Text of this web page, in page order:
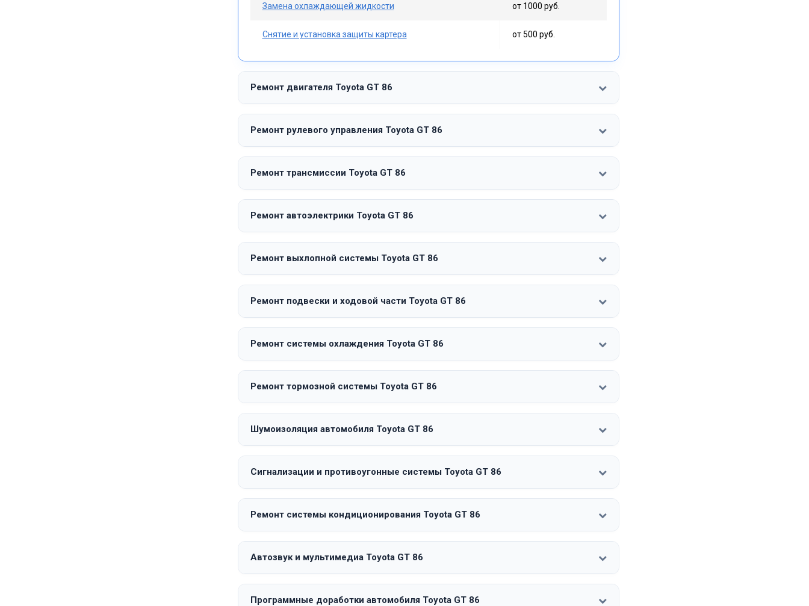
Замена охлаждающей жидкости от 1000 руб.
Снятие и установка защиты картера от 500 руб.
Ремонт двигателя Toyota GT 86
Ремонт рулевого управления Toyota GT 86
Ремонт трансмиссии Toyota GT 86
Ремонт автоэлектрики Toyota GT 86
Ремонт выхлопной системы Toyota GT 86
Ремонт подвески и ходовой части Toyota GT 86
Ремонт системы охлаждения Toyota GT 86
Ремонт тормозной системы Toyota GT 86
Шумоизоляция автомобиля Toyota GT 86
Сигнализации и противоугонные системы Toyota GT 86
Ремонт системы кондиционирования Toyota GT 86
Автозвук и мультимедиа Toyota GT 86
Программные доработки автомобиля Toyota GT 86